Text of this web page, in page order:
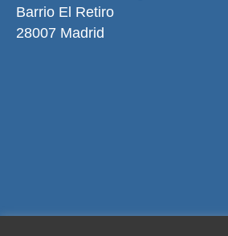
Barrio El Retiro
28007 Madrid